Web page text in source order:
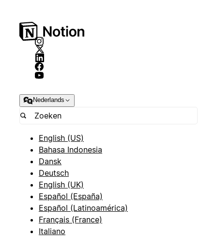
Nederlands
English (US)
Bahasa Indonesia
Dansk
Deutsch
English (UK)
Español (España)
Español (Latinoamérica)
Français (France)
Italiano